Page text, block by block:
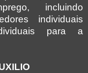
incluindo
individuais
para a